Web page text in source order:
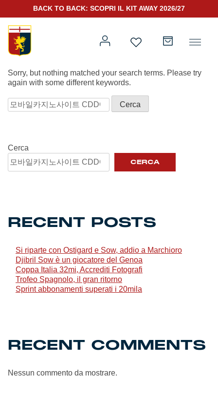
Prima squadra
Prima squadra
Kit Gara 2026/27
Rappresentanza
Urban Collection
Throwback Duemila
Robe di Kappa x Genoa
Red&Blue Voices
BACK TO BACK: SCOPRI IL KIT AWAY 2026/27
NOTHING FOUND
Sorry, but nothing matched your search terms. Please try
again with some different keywords.
Ricerca
per:
Cerca
CERCA
RECENT POSTS
Si riparte con Ostigard e Sow, addio a Marchioro
Djibril Sow è un giocatore del Genoa
Coppa Italia 32mi, Accrediti Fotografi
Trofeo Spagnolo, il gran ritorno
Sprint abbonamenti superati i 20mila
RECENT COMMENTS
Nessun commento da mostrare.